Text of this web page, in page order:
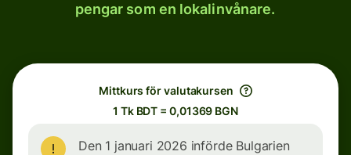
pengar som en lokalinvånare.
Mittkurs för valutakursen
1 Tk BDT = 0,01369 BGN
Den 1 januari 2026 införde Bulgarien